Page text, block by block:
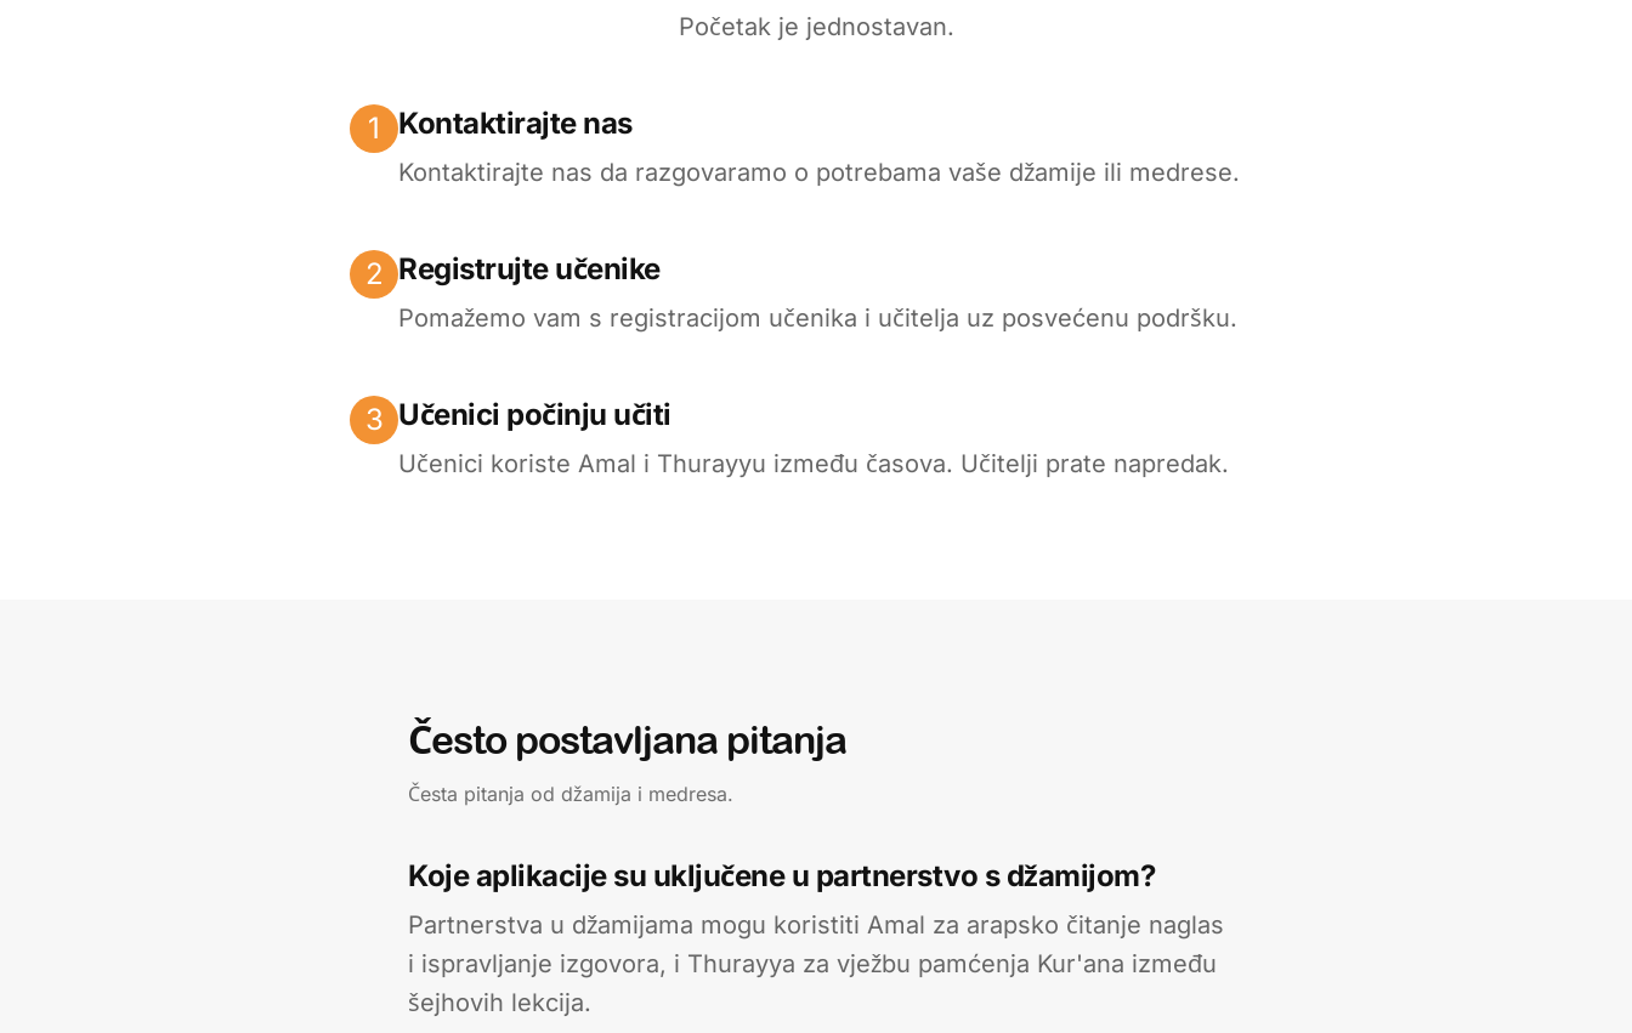
Početak je jednostavan.
1 Kontaktirajte nas
Kontaktirajte nas da razgovaramo o potrebama vaše džamije ili medrese.
2 Registrujte učenike
Pomažemo vam s registracijom učenika i učitelja uz posvećenu podršku.
3 Učenici počinju učiti
Učenici koriste Amal i Thurayyu između časova. Učitelji prate napredak.
Često postavljana pitanja
Česta pitanja od džamija i medresa.
Koje aplikacije su uključene u partnerstvo s džamijom?
Partnerstva u džamijama mogu koristiti Amal za arapsko čitanje naglas
i ispravljanje izgovora, i Thurayya za vježbu pamćenja Kur'ana između
šejhovih lekcija.